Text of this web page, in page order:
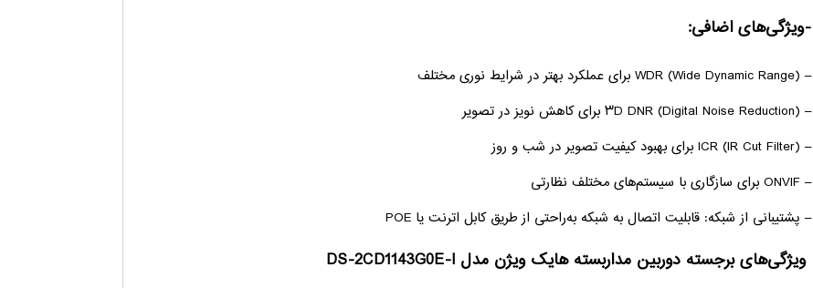
-ویژگی‌های اضافی:
– WDR (Wide Dynamic Range) برای عملکرد بهتر در شرایط نوری مختلف
– ۳D DNR (Digital Noise Reduction) برای کاهش نویز در تصویر
– ICR (IR Cut Filter) برای بهبود کیفیت تصویر در شب و روز
– ONVIF برای سازگاری با سیستم‌های مختلف نظارتی
– پشتیبانی از شبکه: قابلیت اتصال به شبکه به‌راحتی از طریق کابل اترنت یا POE
ویژگی‌های برجسته دوربین مداربسته هایک ویژن مدل DS-2CD1143G0E-I